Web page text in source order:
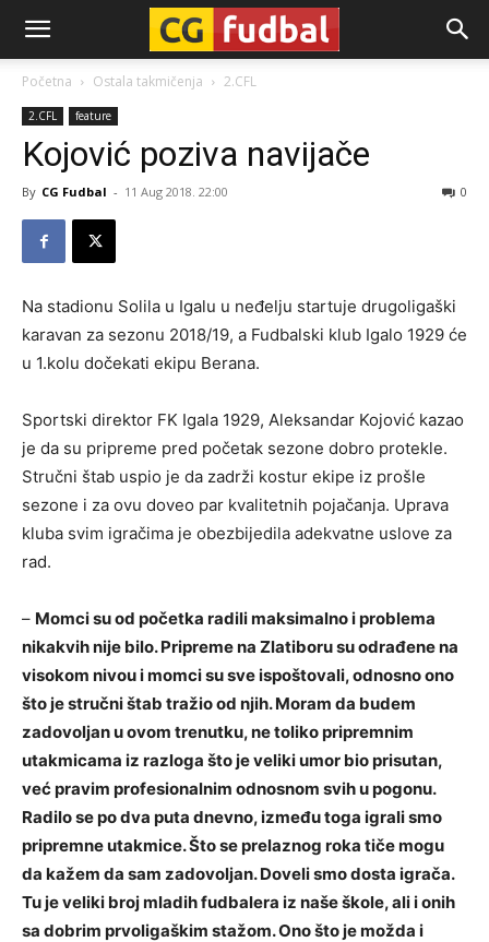
CG-
Fudbal
Početna Ostala takmičenja 2.CFL
2.CFL feature
Kojović poziva navijače
By CG Fudbal - 11 Aug 2018. 22:00 0
Na stadionu Solila u Igalu u neđelju startuje drugoligaški
karavan za sezonu 2018/19, a Fudbalski klub Igalo 1929 će
u 1.kolu dočekati ekipu Berana.
Sportski direktor FK Igala 1929, Aleksandar Kojović kazao
je da su pripreme pred početak sezone dobro protekle.
Stručni štab uspio je da zadrži kostur ekipe iz prošle
sezone i za ovu doveo par kvalitetnih pojačanja. Uprava
kluba svim igračima je obezbijedila adekvatne uslove za
rad.
– Momci su od početka radili maksimalno i problema
nikakvih nije bilo. Pripreme na Zlatiboru su odrađene na
visokom nivou i momci su sve ispoštovali, odnosno ono
što je stručni štab tražio od njih. Moram da budem
zadovoljan u ovom trenutku, ne toliko pripremnim
utakmicama iz razloga što je veliki umor bio prisutan,
već pravim profesionalnim odnosnom svih u pogonu.
Radilo se po dva puta dnevno, između toga igrali smo
pripremne utakmice. Što se prelaznog roka tiče mogu
da kažem da sam zadovoljan. Doveli smo dosta igrača.
Tu je veliki broj mladih fudbalera iz naše škole, ali i onih
sa dobrim prvoligaškim stažom. Ono što je možda i